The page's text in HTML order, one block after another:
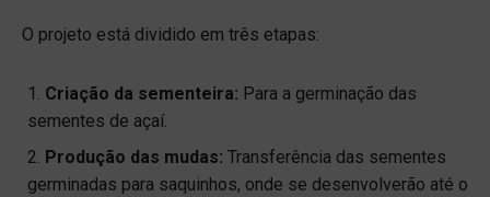
O projeto está dividido em três etapas:
Criação da sementeira: Para a germinação das
sementes de açaí.
Produção das mudas: Transferência das sementes
germinadas para saquinhos, onde se desenvolverão até o